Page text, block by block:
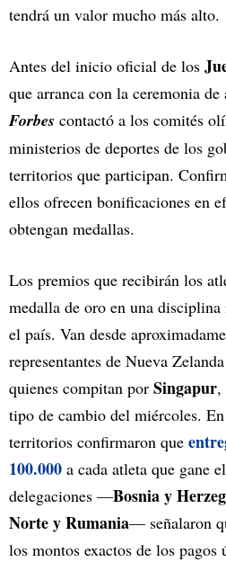
tendrá un valor mucho más alto.
Antes del inicio oficial de los
que arranca con la ceremonia
Forbes contactó a los comités
ministerios de deportes de los
territorios que participan.
ellos ofrecen bonificaciones en
obtengan medallas.
Los premios que recibirán los
medalla de oro en una
el país. Van desde
representantes de Nueva
quienes compitan por Singapur,
tipo de cambio del miércoles.
territorios confirmaron que
100.000 a cada atleta que gane
delegaciones —Bosnia y
Norte y Rumania— señalaron
los montos exactos de los pagos